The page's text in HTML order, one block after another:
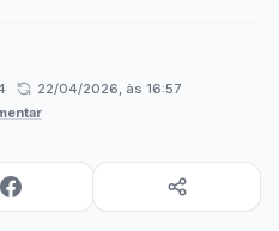
22/04/2026, às 16:57
·